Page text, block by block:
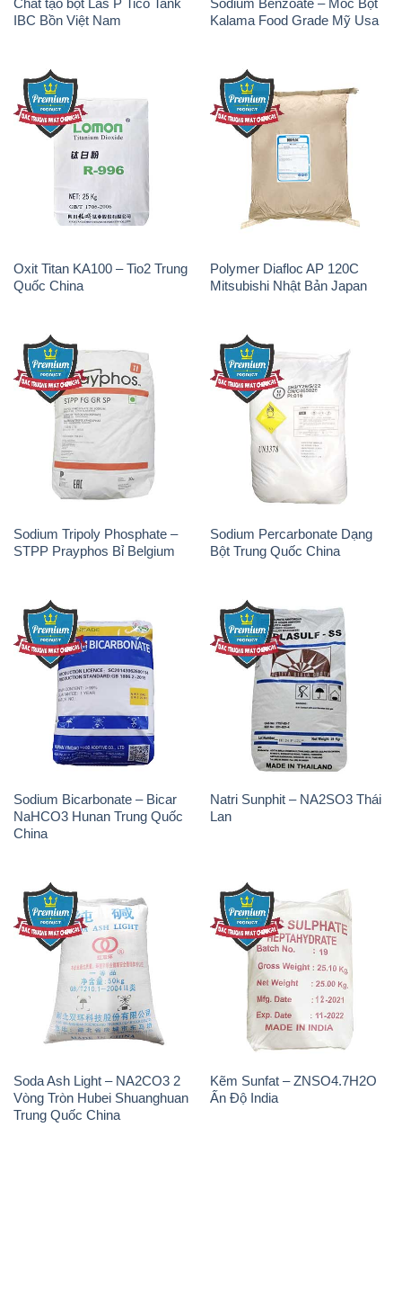
Chất tạo bọt Las P Tico Tank
IBC Bồn Việt Nam
Sodium Benzoate – Mốc Bột
Kalama Food Grade Mỹ Usa
Oxit Titan KA100 – Tio2 Trung
Quốc China
Polymer Diafloc AP 120C
Mitsubishi Nhật Bản Japan
Sodium Tripoly Phosphate –
STPP Prayphos Bỉ Belgium
Sodium Percarbonate Dạng
Bột Trung Quốc China
Sodium Bicarbonate – Bicar
NaHCO3 Hunan Trung Quốc
China
Natri Sunphit – NA2SO3 Thái
Lan
Soda Ash Light – NA2CO3 2
Vòng Tròn Hubei Shuanghuan
Trung Quốc China
Kẽm Sunfat – ZNSO4.7H2O
Ấn Độ India